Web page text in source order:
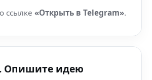
ссылке «Открыть в Telegram».
Опишите идею